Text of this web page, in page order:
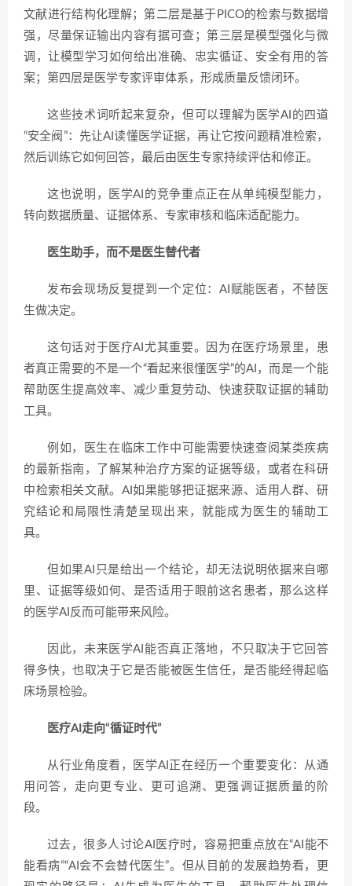
文献进行结构化理解；第二层是基于PICO的检索与数据增
强，尽量保证输出内容有据可查；第三层是模型强化与微
调，让模型学习如何给出准确、忠实循证、安全有用的答
案；第四层是医学专家评审体系，形成质量反馈闭环。
这些技术词听起来复杂，但可以理解为医学AI的四道
“安全阀”：先让AI读懂医学证据，再让它按问题精准检索，
然后训练它如何回答，最后由医生专家持续评估和修正。
这也说明，医学AI的竞争重点正在从单纯模型能力，
转向数据质量、证据体系、专家审核和临床适配能力。
医生助手，而不是医生替代者
发布会现场反复提到一个定位：AI赋能医者，不替医
生做决定。
这句话对于医疗AI尤其重要。因为在医疗场景里，患
者真正需要的不是一个“看起来很懂医学”的AI，而是一个能
帮助医生提高效率、减少重复劳动、快速获取证据的辅助
工具。
例如，医生在临床工作中可能需要快速查阅某类疾病
的最新指南，了解某种治疗方案的证据等级，或者在科研
中检索相关文献。AI如果能够把证据来源、适用人群、研
究结论和局限性清楚呈现出来，就能成为医生的辅助工
具。
但如果AI只是给出一个结论，却无法说明依据来自哪
里、证据等级如何、是否适用于眼前这名患者，那么这样
的医学AI反而可能带来风险。
因此，未来医学AI能否真正落地，不只取决于它回答
得多快，也取决于它是否能被医生信任，是否能经得起临
床场景检验。
医疗AI走向“循证时代”
从行业角度看，医学AI正在经历一个重要变化：从通
用问答，走向更专业、更可追溯、更强调证据质量的阶
段。
过去，很多人讨论AI医疗时，容易把重点放在“AI能不
能看病”“AI会不会替代医生”。但从目前的发展趋势看，更